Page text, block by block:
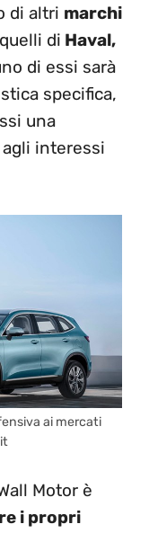
di altri marchi
di Haval,
di essi sarà
specifica,
una
interessi
ai mercati
Motor è
i propri